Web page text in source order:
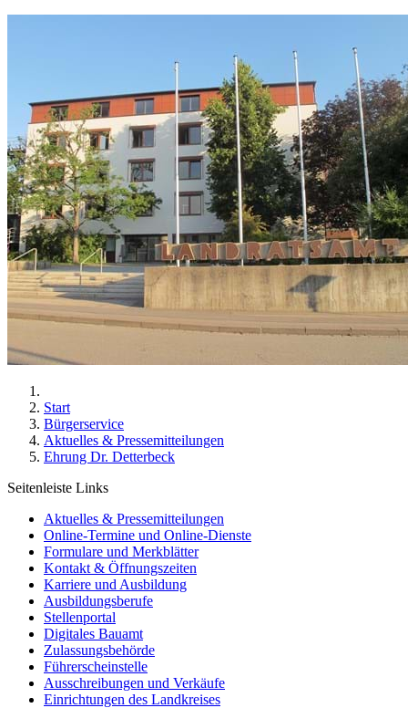
Start
Bürgerservice
Aktuelles & Pressemitteilungen
Ehrung Dr. Detterbeck
Seitenleiste Links
Aktuelles & Pressemitteilungen
Online-Termine und Online-Dienste
Formulare und Merkblätter
Kontakt & Öffnungszeiten
Karriere und Ausbildung
Ausbildungsberufe
Stellenportal
Digitales Bauamt
Zulassungsbehörde
Führerscheinstelle
Ausschreibungen und Verkäufe
Einrichtungen des Landkreises